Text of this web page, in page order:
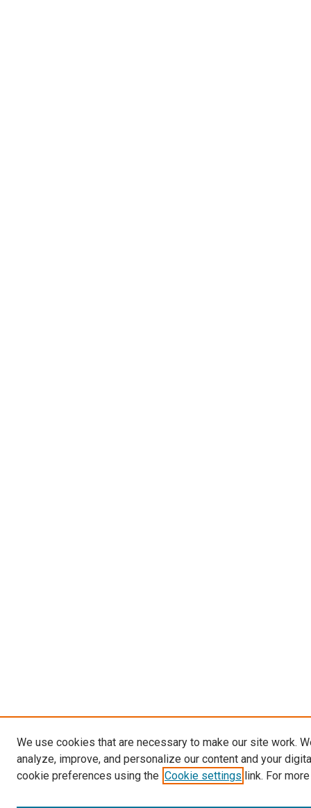
We use cookies that are necessary to make our site work.
analyze, improve, and personalize our content and your
cookie preferences using the Cookie settings link. For